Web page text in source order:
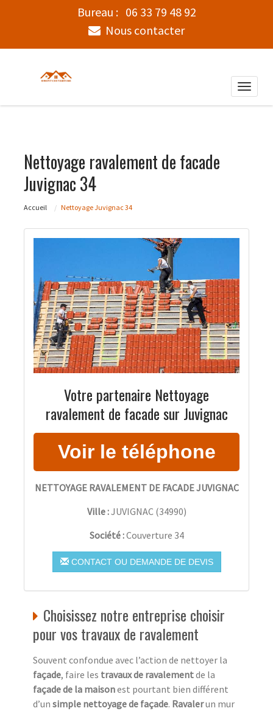
Bureau : 06 33 79 48 92
Nous contacter
Toggle
Nettoyage ravalement de facade
Juvignac 34
Accueil Nettoyage Juvignac 34
Votre partenaire Nettoyage
ravalement de facade sur Juvignac
NETTOYAGE RAVALEMENT DE FACADE JUVIGNAC
Ville :JUVIGNAC(34990)
Société :Couverture 34
CONTACT OU DEMANDE DE DEVIS
Choisissez notre entreprise choisir
pour vos travaux de ravalement
Souvent confondue avec l’action de nettoyer la
façade, faire les travaux de ravalementde la
façade de la maisonest pourtant bien différent
d’un simple nettoyage de façade. Ravalerun mur